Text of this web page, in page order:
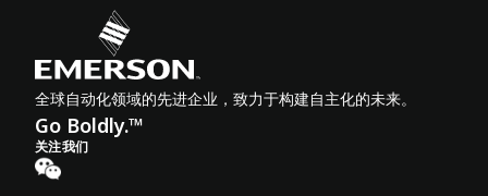
全球自动化领域的先进企业，致力于构建自主化的未来。
Go Boldly.™
关注我们